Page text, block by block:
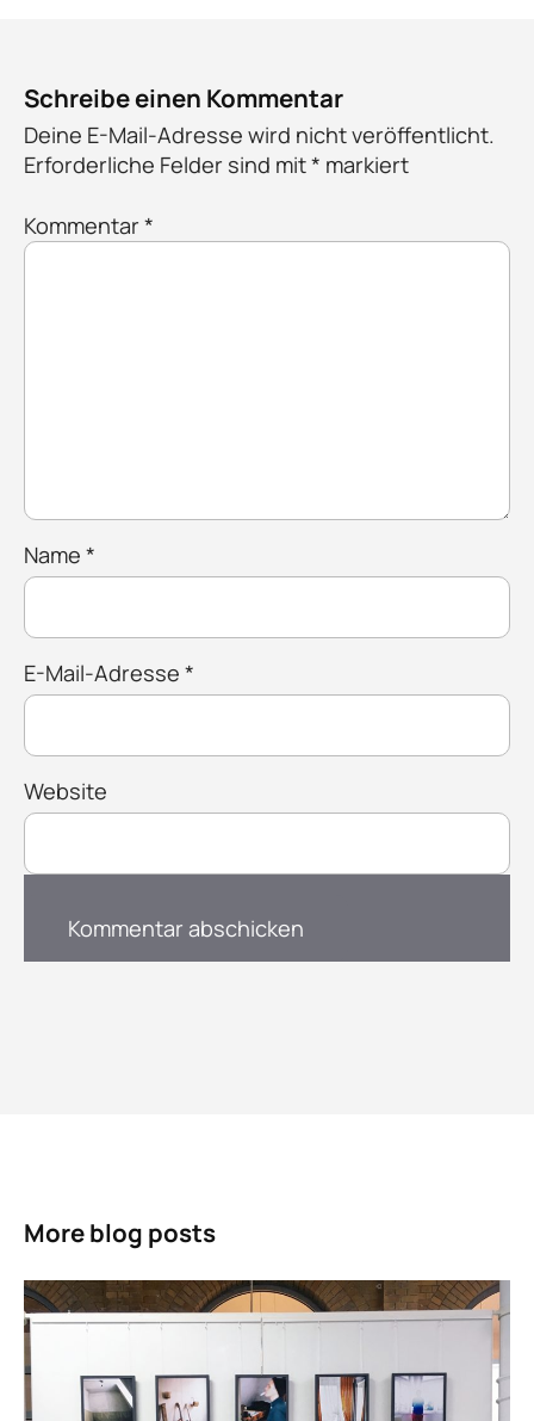
Schreibe einen Kommentar
Deine E-Mail-Adresse wird nicht veröffentlicht.
Erforderliche Felder sind mit* markiert
Kommentar *
Name *
E-Mail-Adresse *
Website
More blog posts